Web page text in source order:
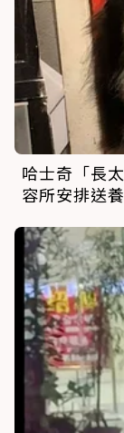
哈士奇「長
容所安排送